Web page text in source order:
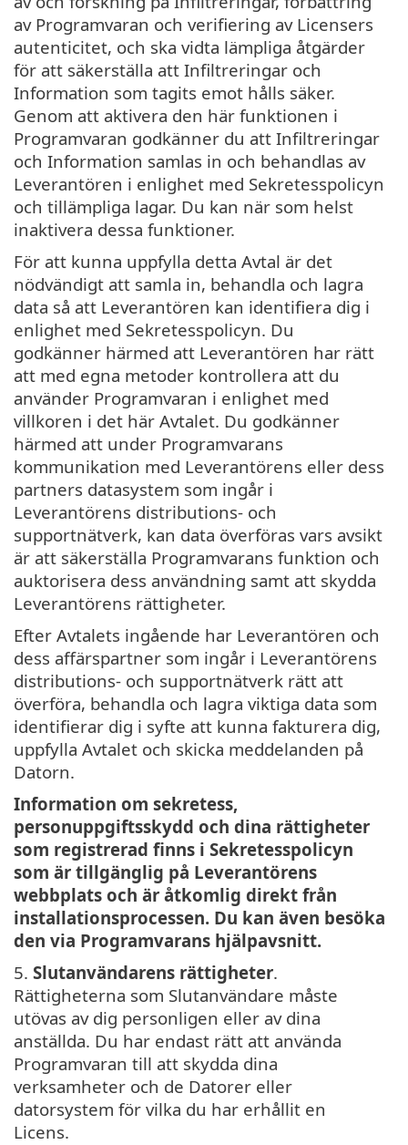
av Programvaran och verifiering av Licensers
autenticitet, och ska vidta lämpliga åtgärder
för att säkerställa att Infiltreringar och
Information som tagits emot hålls säker.
Genom att aktivera den här funktionen i
Programvaran godkänner du att Infiltreringar
och Information samlas in och behandlas av
Leverantören i enlighet med Sekretesspolicyn
och tillämpliga lagar. Du kan när som helst
inaktivera dessa funktioner.
För att kunna uppfylla detta Avtal är det
nödvändigt att samla in, behandla och lagra
data så att Leverantören kan identifiera dig i
enlighet med Sekretesspolicyn. Du
godkänner härmed att Leverantören har rätt
att med egna metoder kontrollera att du
använder Programvaran i enlighet med
villkoren i det här Avtalet. Du godkänner
härmed att under Programvarans
kommunikation med Leverantörens eller dess
partners datasystem som ingår i
Leverantörens distributions- och
supportnätverk, kan data överföras vars avsikt
är att säkerställa Programvarans funktion och
auktorisera dess användning samt att skydda
Leverantörens rättigheter.
Efter Avtalets ingående har Leverantören och
dess affärspartner som ingår i Leverantörens
distributions- och supportnätverk rätt att
överföra, behandla och lagra viktiga data som
identifierar dig i syfte att kunna fakturera dig,
uppfylla Avtalet och skicka meddelanden på
Datorn.
Information om sekretess,
personuppgiftsskydd och dina rättigheter
som registrerad finns i Sekretesspolicyn
som är tillgänglig på Leverantörens
webbplats och är åtkomlig direkt från
installationsprocessen. Du kan även besöka
den via Programvarans hjälpavsnitt.
5. Slutanvändarens rättigheter.
Rättigheterna som Slutanvändare måste
utövas av dig personligen eller av dina
anställda. Du har endast rätt att använda
Programvaran till att skydda dina
verksamheter och de Datorer eller
datorsystem för vilka du har erhållit en
Licens.